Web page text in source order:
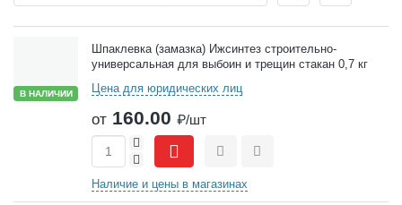
В НАЛИЧИИ
Шпаклевка (замазка) Ижсинтез строительно-
универсальная для выбоин и трещин стакан 0,7 кг
Цена для юридических лиц
от 160.00 ₽/шт
-
+
СравнитьОтложить
Наличие и цены в магазинах